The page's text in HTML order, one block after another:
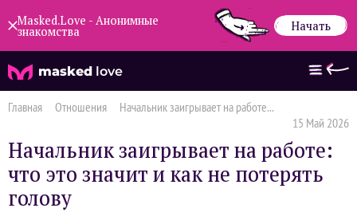
Masked.Love - Анонимные
знакомства Начать
masked love
Главная Отношения
Начальник заигрывает на работе...
15 Май 2026
Начальник заигрывает на работе:
что это значит и как не потерять
голову